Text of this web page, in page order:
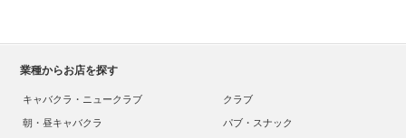
業種からお店を探す
キャバクラ・ニュークラブ
クラブ
朝・昼キャバクラ
パブ・スナック